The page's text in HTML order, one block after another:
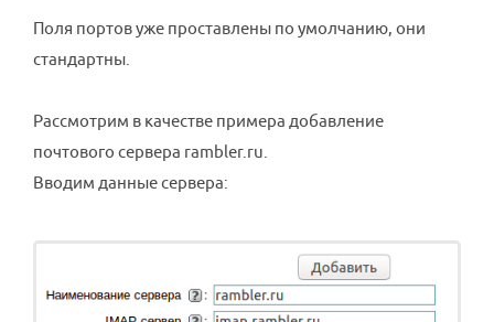
Поля портов уже проставлены по умолчанию, они
стандартны.
Рассмотрим в качестве примера добавление
почтового сервера rambler.ru.
Вводим данные сервера: